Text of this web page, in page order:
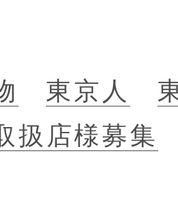
東京人
扱店様募集